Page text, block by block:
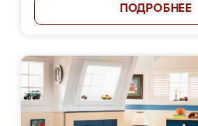
ПОДРОБНЕЕ